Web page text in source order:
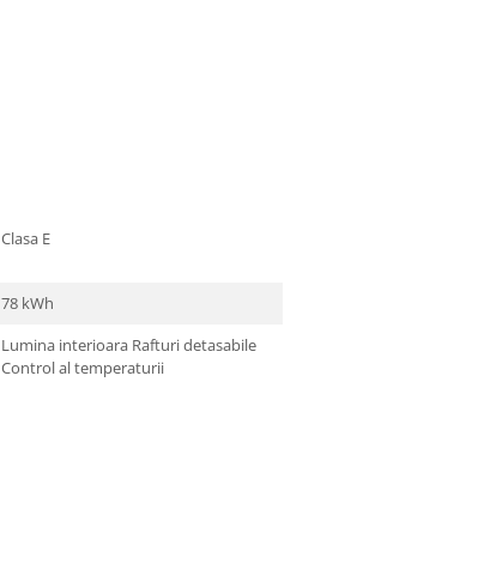
Clasa E
78 kWh
Lumina interioara Rafturi detasabile
Control al temperaturii